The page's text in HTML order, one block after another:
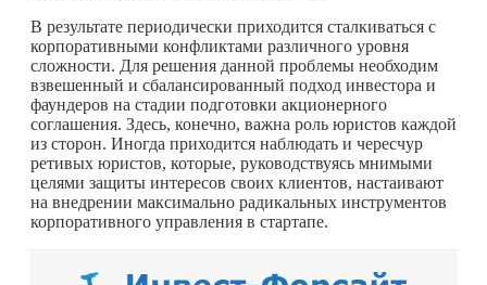
В результате периодически приходится сталкиваться с
корпоративными конфликтами различного уровня
сложности. Для решения данной проблемы необходим
взвешенный и сбалансированный подход инвестора и
фаундеров на стадии подготовки акционерного
соглашения. Здесь, конечно, важна роль юристов каждой
из сторон. Иногда приходится наблюдать и чересчур
ретивых юристов, которые, руководствуясь мнимыми
целями защиты интересов своих клиентов, настаивают
на внедрении максимально радикальных инструментов
корпоративного управления в стартапе.